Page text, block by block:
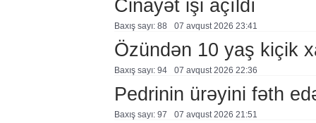
Cinayət işi açıldı
Baxış sayı: 88 07 avqust 2026 23:41
Özündən 10 yaş kiçik
Baxış sayı: 94 07 avqust 2026 22:36
Pedrinin ürəyini fəth
Baxış sayı: 97 07 avqust 2026 21:51